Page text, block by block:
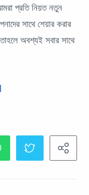
প্রতি নিয়ত নতুন
সাথে শেয়ার করার
অবশ্যই সবার সাথে